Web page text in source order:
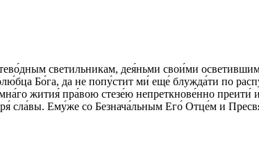
светильникам, дея́ньми свои́ми
Бо́га, да не попу́стит ми́ еще́ блужда́ти по
жития́ пра́вою стезе́ю непреткнове́нно
сла́вы. Ему́же со Безнача́льным Его́ Отце́м и